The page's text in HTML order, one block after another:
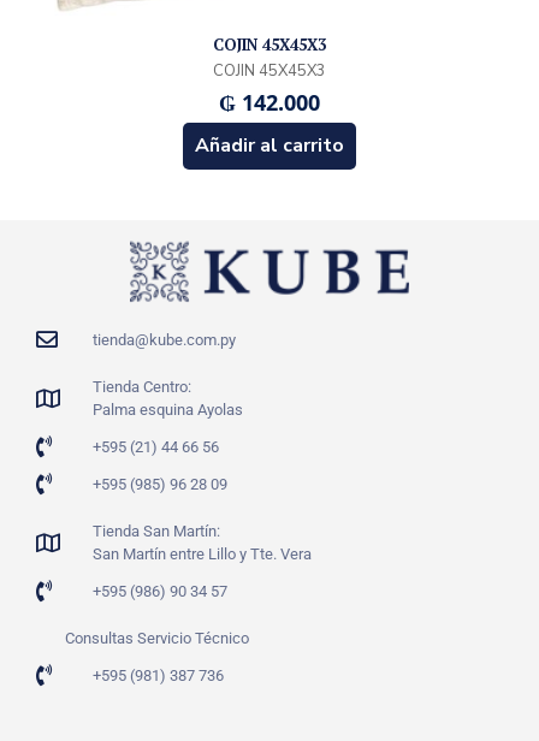
COJIN 45X45X3
COJIN 45X45X3
₲ 142.000
Añadir al carrito
tienda@kube.com.py
Tienda Centro:
Palma esquina Ayolas
+595 (21) 44 66 56
+595 (985) 96 28 09
Tienda San Martín:
San Martín entre Lillo y Tte. Vera
+595 (986) 90 34 57
Consultas Servicio Técnico
+595 (981) 387 736